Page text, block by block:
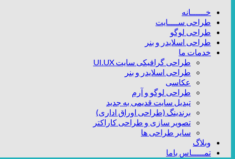
خــــــانه
طراحی ســــایت
طراحی لوگو
طراحی اسلایدر و بنر
خدمات ما
طراحی گرافیکی سایت UI.UX
طراحی اسلایدر و بنر
عکاسی
طراحی لوگو و آرم
تبدیل سایت قدیمی به جدید
برندینگ (طراحی اوراق اداری)
تصویر سازی و طراحی کاراکتر
سایر طراحی ها
وبلاگ
تمـــــاس باما